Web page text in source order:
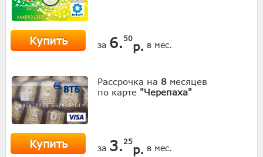
Купить за 6. 50
р. в мес.
Рассрочка на 8 месяцев
по карте "Черепаха"
Купить за 3. 25
р. в мес.